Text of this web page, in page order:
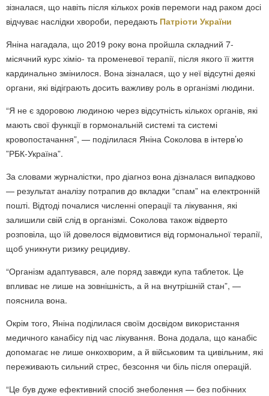
зізналася, що навіть після кількох років перемоги над раком досі
відчуває наслідки хвороби, передають Патріоти України
Яніна нагадала, що 2019 року вона пройшла складний 7-
місячний курс хіміо- та променевої терапії, після якого її життя
кардинально змінилося. Вона зізналася, що у неї відсутні деякі
органи, які відіграють досить важливу роль в організмі людини.
“Я не є здоровою людиною через відсутність кількох органів, які
мають свої функції в гормональній системі та системі
кровопостачання”, — поділилася Яніна Соколова в інтерв’ю
”РБК-Україна”.
За словами журналістки, про діагноз вона дізналася випадково
— результат аналізу потрапив до вкладки “спам” на електронній
пошті. Відтоді почалися численні операції та лікування, які
залишили свій слід в організмі. Соколова також відверто
розповіла, що їй довелося відмовитися від гормональної терапії,
щоб уникнути ризику рецидиву.
“Організм адаптувався, але поряд завжди купа таблеток. Це
впливає не лише на зовнішність, а й на внутрішній стан”, —
пояснила вона.
Окрім того, Яніна поділилася своїм досвідом використання
медичного канабісу під час лікування. Вона додала, що канабіс
допомагає не лише онкохворим, а й військовим та цивільним, які
переживають сильний стрес, безсоння чи біль після операцій.
“Це був дуже ефективний спосіб знеболення — без побічних